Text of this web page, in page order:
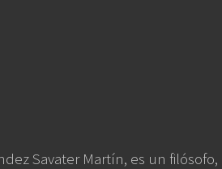
Savater Martín, es un filósofo,